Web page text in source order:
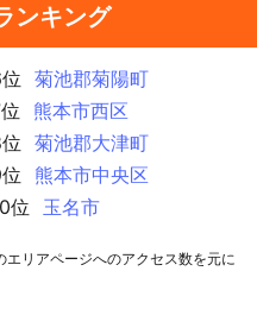
ンキング
菊池郡菊陽町
熊本市西区
菊池郡大津町
熊本市中央区
位
玉名市
リアページへのアクセス数を元に